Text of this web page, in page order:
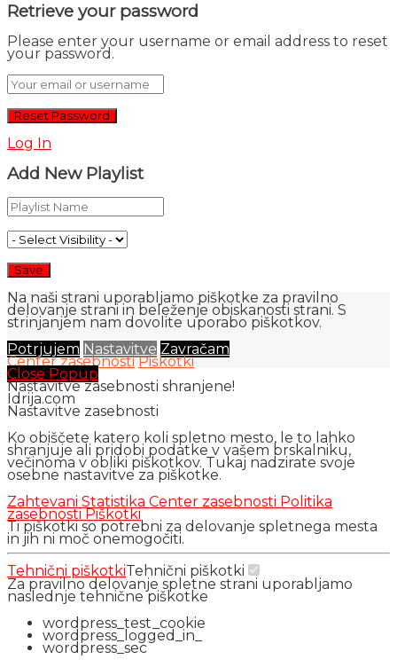
Retrieve your password
Please enter your username or email address to reset
your password.
Log In
Add New Playlist
Na naši strani uporabljamo piškotke za pravilno
delovanje strani in beleženje obiskanosti strani. S
strinjanjem nam dovolite uporabo piškotkov.
Potrjujem Nastavitve Zavračam
Center zasebnosti Piškotki
Close Popup
Nastavitve zasebnosti shranjene!
Idrija.com
Nastavitve zasebnosti
Ko obiščete katero koli spletno mesto, le to lahko
shranjuje ali pridobi podatke v vašem brskalniku,
večinoma v obliki piškotkov. Tukaj nadzirate svoje
osebne nastavitve za piškotke.
Zahtevani Statistika Center zasebnosti Politika
zasebnosti Piškotki
Ti piškotki so potrebni za delovanje spletnega mesta
in jih ni moč onemogočiti.
Tehnični piškotkiTehnični piškotki
Za pravilno delovanje spletne strani uporabljamo
naslednje tehnične piškotke
wordpress_test_cookie
wordpress_logged_in_
wordpress_sec